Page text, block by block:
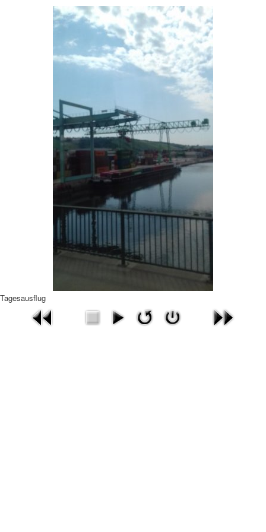
Tagesausflug